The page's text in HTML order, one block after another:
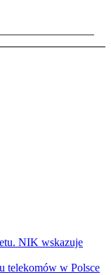
NIK wskazuje
telekomów w Polsce